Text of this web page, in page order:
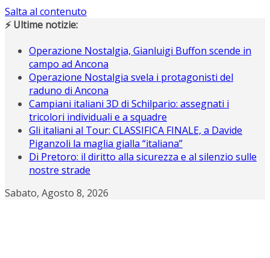
Salta al contenuto
⚡ Ultime notizie:
Operazione Nostalgia, Gianluigi Buffon scende in
campo ad Ancona
Operazione Nostalgia svela i protagonisti del
raduno di Ancona
Campiani italiani 3D di Schilpario: assegnati i
tricolori individuali e a squadre
Gli italiani al Tour: CLASSIFICA FINALE, a Davide
Piganzoli la maglia gialla “italiana”
Di Pretoro: il diritto alla sicurezza e al silenzio sulle
nostre strade
Sabato, Agosto 8, 2026